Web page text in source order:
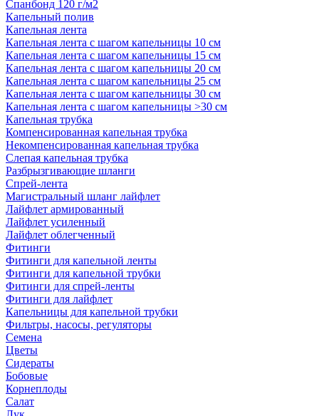
Спанбонд 120 г/м2
Капельный полив
Капельная лента
Капельная лента с шагом капельницы 10 см
Капельная лента с шагом капельницы 15 см
Капельная лента с шагом капельницы 20 см
Капельная лента с шагом капельницы 25 см
Капельная лента с шагом капельницы 30 см
Капельная лента с шагом капельницы >30 см
Капельная трубка
Компенсированная капельная трубка
Некомпенсированная капельная трубка
Слепая капельная трубка
Разбрызгивающие шланги
Спрей-лента
Магистральный шланг лайфлет
Лайфлет армированный
Лайфлет усиленный
Лайфлет облегченный
Фитинги
Фитинги для капельной ленты
Фитинги для капельной трубки
Фитинги для спрей-ленты
Фитинги для лайфлет
Капельницы для капельной трубки
Фильтры, насосы, регуляторы
Семена
Цветы
Сидераты
Бобовые
Корнеплоды
Салат